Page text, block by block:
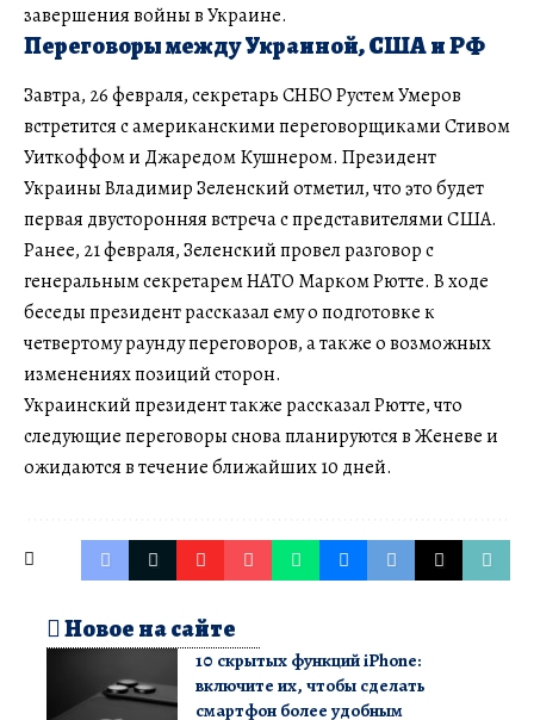
завершения войны в Украине.
Переговоры между Украиной, США и РФ
Завтра, 26 февраля, секретарь СНБО Рустем Умеров
встретится с американскими переговорщиками Стивом
Уиткоффом и Джаредом Кушнером. Президент
Украины Владимир Зеленский отметил, что это будет
первая двусторонняя встреча с представителями США.
Ранее, 21 февраля, Зеленский провел разговор с
генеральным секретарем НАТО Марком Рютте. В ходе
беседы президент рассказал ему о подготовке к
четвертому раунду переговоров, а также о возможных
изменениях позиций сторон.
Украинский президент также рассказал Рютте, что
следующие переговоры снова планируются в Женеве и
ожидаются в течение ближайших 10 дней.
Новое на сайте
10 скрытых функций iPhone:
включите их, чтобы сделать
смартфон более удобным